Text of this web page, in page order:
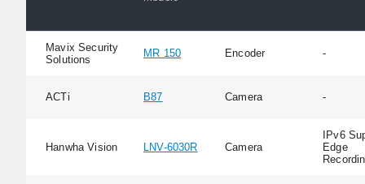
Mavix Security
Solutions
MR 150 Encoder -
ACTi B87 Camera -
Hanwha Vision LNV-6030R Camera
IPv6
Edge